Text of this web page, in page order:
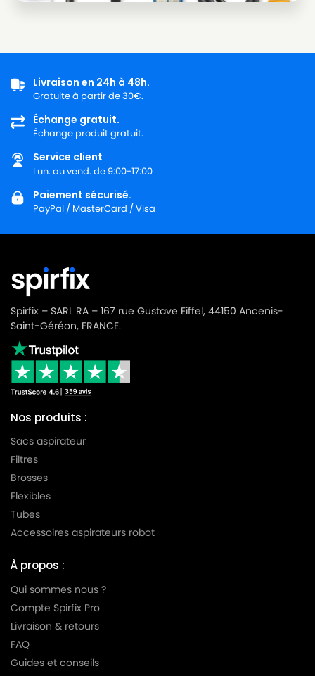
Livraison en 24h à 48h.
Gratuite à partir de 30€.
Échange gratuit.
Échange produit gratuit.
Service client
Lun. au vend. de 9:00-17:00
Paiement sécurisé.
PayPal / MasterCard / Visa
Spirfix – SARL RA – 167 rue Gustave Eiffel, 44150 Ancenis-
Saint-Géréon, FRANCE.
Nos produits :
Sacs aspirateur
Filtres
Brosses
Flexibles
Tubes
Accessoires aspirateurs robot
À propos :
Qui sommes nous ?
Compte Spirfix Pro
Livraison & retours
FAQ
Guides et conseils